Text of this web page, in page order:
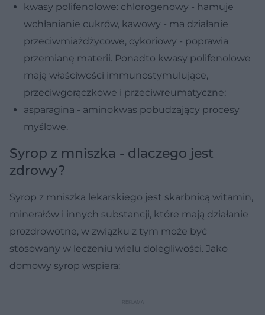
kwasy polifenolowe: chlorogenowy - hamuje
wchłanianie cukrów, kawowy - ma działanie
przeciwmiażdżycowe, cykoriowy - poprawia
przemianę materii. Ponadto kwasy polifenolowe
mają właściwości immunostymulujące,
przeciwgorączkowe i przeciwreumatyczne;
asparagina - aminokwas pobudzający procesy
myślowe.
Syrop z mniszka - dlaczego jest
zdrowy?
Syrop z mniszka lekarskiego jest skarbnicą witamin,
minerałów i innych substancji, które mają działanie
prozdrowotne, w związku z tym może być
stosowany w leczeniu wielu dolegliwości. Jako
domowy syrop wspiera: